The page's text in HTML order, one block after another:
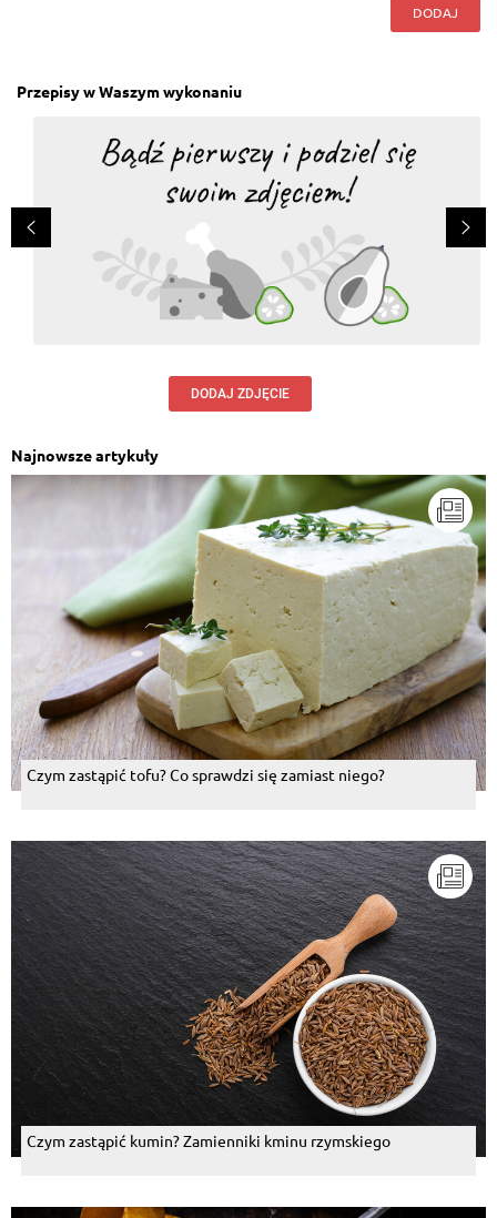
DODAJ
Przepisy w Waszym wykonaniu
DODAJ ZDJĘCIE
Najnowsze artykuły
Czym zastąpić tofu? Co sprawdzi się zamiast niego?
Czym zastąpić kumin? Zamienniki kminu rzymskiego